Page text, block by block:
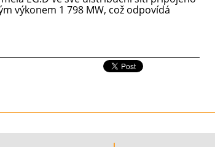
výkonem 1 798 MW, což odpovídá